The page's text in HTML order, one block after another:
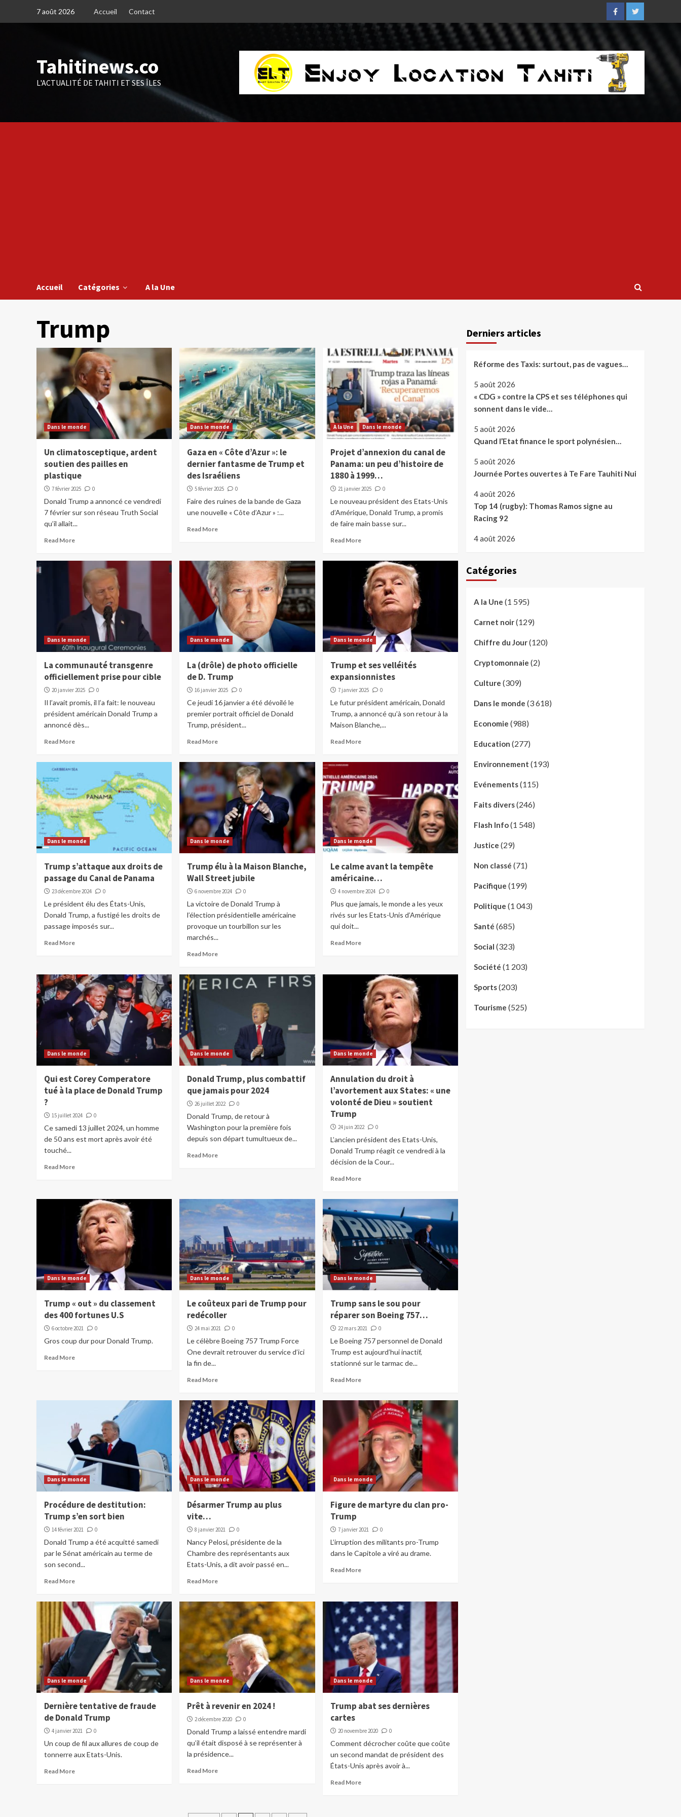
7 août 2026 Accueil Contact
FacebookTwitter
Tahitinews.co
L'ACTUALITÉ DE TAHITI ET SES ÎLES
Accueil Catégories A la Une
Trump
Dans le monde
Un climatosceptique, ardent
soutien des pailles en
plastique
7 février 2025 0
Donald Trump a annoncé ce vendredi
7 février sur son réseau Truth Social
qu’il allait...
Read More
Dans le monde
Gaza en « Côte d’Azur »: le
dernier fantasme de Trump et
des Israéliens
5 février 2025 0
Faire des ruines de la bande de Gaza
une nouvelle « Côte d’Azur » :...
Read More
A la Une Dans le monde
Projet d’annexion du canal de
Panama: un peu d’histoire de
1880 à 1999…
21 janvier 2025 0
Le nouveau président des Etats-Unis
d’Amérique, Donald Trump, a promis
de faire main basse sur...
Read More
Dans le monde
La communauté transgenre
officiellement prise pour cible
20 janvier 2025 0
Il l’avait promis, il l’a fait: le nouveau
président américain Donald Trump a
annoncé dès...
Read More
Dans le monde
La (drôle) de photo officielle
de D. Trump
16 janvier 2025 0
Ce jeudi 16 janvier a été dévoilé le
premier portrait officiel de Donald
Trump, président...
Read More
Dans le monde
Trump et ses velléités
expansionnistes
7 janvier 2025 0
Le futur président américain, Donald
Trump, a annoncé qu’à son retour à la
Maison Blanche,...
Read More
Dans le monde
Trump s’attaque aux droits de
passage du Canal de Panama
23 décembre 2024 0
Le président élu des États-Unis,
Donald Trump, a fustigé les droits de
passage imposés sur...
Read More
Dans le monde
Trump élu à la Maison Blanche,
Wall Street jubile
6 novembre 2024 0
La victoire de Donald Trump à
l’élection présidentielle américaine
provoque un tourbillon sur les
marchés...
Read More
Dans le monde
Le calme avant la tempête
américaine…
4 novembre 2024 0
Plus que jamais, le monde a les yeux
rivés sur les Etats-Unis d’Amérique
qui doit...
Read More
Dans le monde
Qui est Corey Comperatore
tué à la place de Donald Trump
?
15 juillet 2024 0
Ce samedi 13 juillet 2024, un homme
de 50 ans est mort après avoir été
touché...
Read More
Dans le monde
Donald Trump, plus combattif
que jamais pour 2024
26 juillet 2022 0
Donald Trump, de retour à
Washington pour la première fois
depuis son départ tumultueux de...
Read More
Dans le monde
Annulation du droit à
l’avortement aux States: « une
volonté de Dieu » soutient
Trump
24 juin 2022 0
L’ancien président des Etats-Unis,
Donald Trump réagit ce vendredi à la
décision de la Cour...
Read More
Dans le monde
Trump « out » du classement
des 400 fortunes U.S
6 octobre 2021 0
Gros coup dur pour Donald Trump.
Read More
Dans le monde
Le coûteux pari de Trump pour
redécoller
24 mai 2021 0
Le célèbre Boeing 757 Trump Force
One devrait retrouver du service d’ici
la fin de...
Read More
Dans le monde
Trump sans le sou pour
réparer son Boeing 757…
22 mars 2021 0
Le Boeing 757 personnel de Donald
Trump est aujourd’hui inactif,
stationné sur le tarmac de...
Read More
Dans le monde
Procédure de destitution:
Trump s’en sort bien
14 février 2021 0
Donald Trump a été acquitté samedi
par le Sénat américain au terme de
son second...
Read More
Dans le monde
Désarmer Trump au plus
vite…
8 janvier 2021 0
Nancy Pelosi, présidente de la
Chambre des représentants aux
Etats-Unis, a dit avoir passé en...
Read More
Dans le monde
Figure de martyre du clan pro-
Trump
7 janvier 2021 0
L’irruption des militants pro-Trump
dans le Capitole a viré au drame.
Read More
Dans le monde
Dernière tentative de fraude
de Donald Trump
4 janvier 2021 0
Un coup de fil aux allures de coup de
tonnerre aux Etats-Unis.
Read More
Dans le monde
Prêt à revenir en 2024 !
2 décembre 2020 0
Donald Trump a laissé entendre mardi
qu’il était disposé à se représenter à
la présidence...
Read More
Dans le monde
Trump abat ses dernières
cartes
20 novembre 2020 0
Comment décrocher coûte que coûte
un second mandat de président des
États-Unis après avoir à...
Read More
Derniers articles
Réforme des Taxis: surtout, pas de vagues…
5 août 2026
« CDG » contre la CPS et ses téléphones qui
sonnent dans le vide…
5 août 2026
Quand l’Etat finance le sport polynésien…
5 août 2026
Journée Portes ouvertes à Te Fare Tauhiti Nui
4 août 2026
Top 14 (rugby): Thomas Ramos signe au
Racing 92
4 août 2026
Catégories
A la Une (1 595)
Carnet noir(129)
Chiffre du Jour(120)
Cryptomonnaie (2)
Culture (309)
Dans le monde (3 618)
Economie (988)
Education (277)
Environnement (193)
Evénements(115)
Faits divers(246)
Flash Info(1 548)
Justice (29)
Non classé (71)
Pacifique (199)
Politique (1 043)
Santé (685)
Social (323)
Société (1 203)
Sports(203)
Tourisme (525)